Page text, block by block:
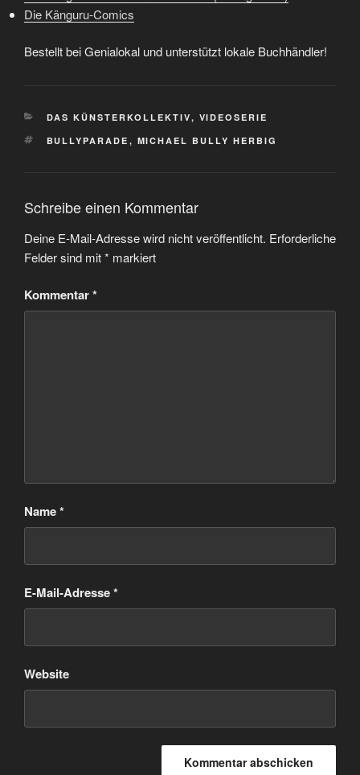
Die Känguru-Comics
Bestellt bei Genialokal und unterstützt lokale Buchhändler!
KATEGORIEN
DAS KÜNSTERKOLLEKTIV, VIDEOSERIE
SCHLAGWÖRTER
BULLYPARADE , MICHAEL BULLY HERBIG
Schreibe einen Kommentar
Deine E-Mail-Adresse wird nicht veröffentlicht. Erforderliche
Felder sind mit* markiert
Kommentar*
Name*
E-Mail-Adresse*
Website